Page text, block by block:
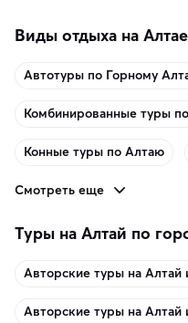
Виды отдыха на Алтае
Автотуры по Горному
Комбинированные туры
Конные туры по Алтаю
Смотреть еще
Туры на Алтай по
Авторские туры на Алтай
Авторские туры на Алтай